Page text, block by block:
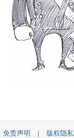
免责声明 | 版权隐私